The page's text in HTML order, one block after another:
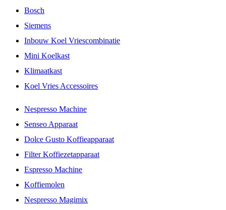
Bosch
Siemens
Inbouw Koel Vriescombinatie
Mini Koelkast
Klimaatkast
Koel Vries Accessoires
Nespresso Machine
Senseo Apparaat
Dolce Gusto Koffieapparaat
Filter Koffiezetapparaat
Espresso Machine
Koffiemolen
Nespresso Magimix